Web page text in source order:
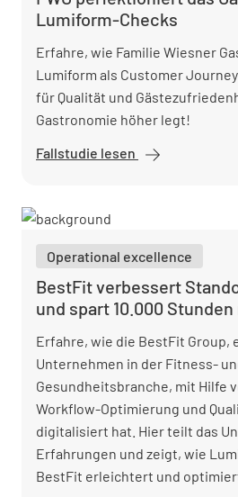
Lumiform-Checks
Erfahre, wie Familie Wiesner
Lumiform als Customer
für Qualität und
Gastronomie höher legt!
Fallstudie lesen
FWG
Lumiform-
Checks
Operational excellence
BestFit verbessert
und spart 10.000
Erfahre, wie die BestFit Group,
Unternehmen in der Fitness-
Gesundheitsbranche, mit Hilfe
Workflow-Optimierung und
digitalisiert hat. Hier teilt das
Erfahrungen und zeigt, wie
BestFit erleichtert und